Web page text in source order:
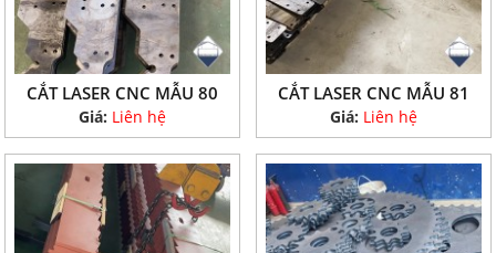
CẮT LASER CNC MẪU 80
Giá: Liên hệ
CẮT LASER CNC MẪU 81
Giá: Liên hệ